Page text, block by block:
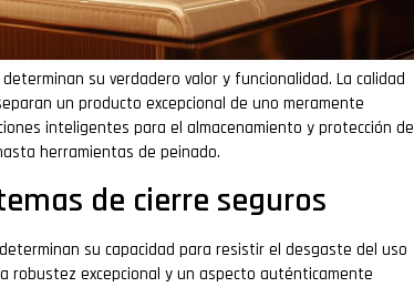
su verdadero valor y funcionalidad. La calidad
un producto excepcional de uno meramente
inteligentes para el almacenamiento y protección de
herramientas de peinado.
de cierre seguros
su capacidad para resistir el desgaste del uso
robustez excepcional y un aspecto auténticamente